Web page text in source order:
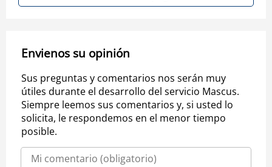
Envienos su opinión
Sus preguntas y comentarios nos serán muy
útiles durante el desarrollo del servicio Mascus.
Siempre leemos sus comentarios y, si usted lo
solicita, le respondemos en el menor tiempo
posible.